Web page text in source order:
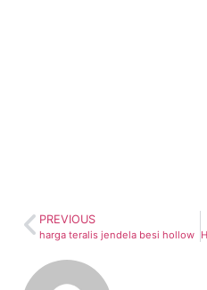
PREVIOUS
harga teralis jendela besi hollow